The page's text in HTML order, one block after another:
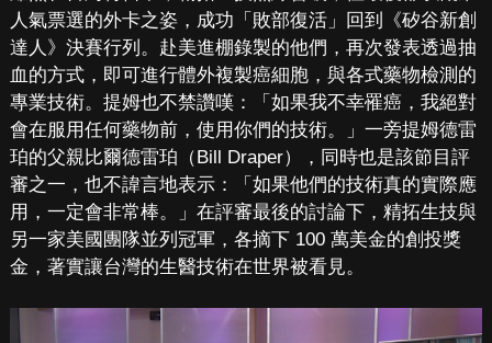
人氣票選的外卡之姿，成功「敗部復活」回到《矽谷新創
達人》決賽行列。赴美進棚錄製的他們，再次發表透過抽
血的方式，即可進行體外複製癌細胞，與各式藥物檢測的
專業技術。提姆也不禁讚嘆：「如果我不幸罹癌，我絕對
會在服用任何藥物前，使用你們的技術。」一旁提姆德雷
珀的父親比爾德雷珀（Bill Draper），同時也是該節目評
審之一，也不諱言地表示：「如果他們的技術真的實際應
用，一定會非常棒。」在評審最後的討論下，精拓生技與
另一家美國團隊並列冠軍，各摘下 100 萬美金的創投獎
金，著實讓台灣的生醫技術在世界被看見。